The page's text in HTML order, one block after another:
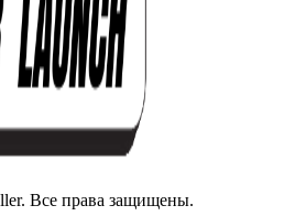
Все права защищены.